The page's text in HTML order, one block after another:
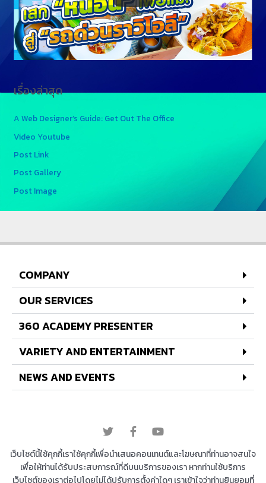
เว็บไซต์นี้ใช้คุกกี้เราใช้คุกกี้เพื่อนำเสนอคอนเทนต์และโฆษณาที่ท่านอาจสนใจ
เพื่อให้ท่านได้รับประสบการณ์ที่ดีบนบริการของเรา หากท่านใช้บริการ
เว็บไซต์ของเราต่อไปโดยไม่ได้ปรับการตั้งค่าใดๆ เราเข้าใจว่าท่านยินยอมที่
เรื่องล่าสุด
A Web Designer’s Guide: Get Out The Office
Video Youtube
Post Link
Post Gallery
Post Image
COMPANY
OUR SERVICES
360 ACADEMY PRESENTER
VARIETY AND ENTERTAINMENT
NEWS AND EVENTS
© 2022 All rights reserved